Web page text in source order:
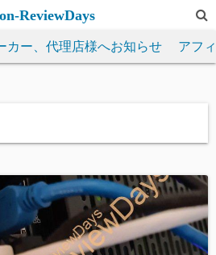
ReviewDays
カー、代理店様へお知らせ アフ